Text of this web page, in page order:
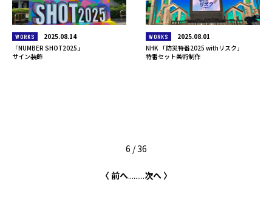
WORKS
2025.08.14
「NUMBER SHOT2025」
サイン装飾
WORKS
2025.08.01
NHK 「防災特番2025 withリスク」
特番セット美術制作
6 / 36
〈 前へ.........次へ 〉